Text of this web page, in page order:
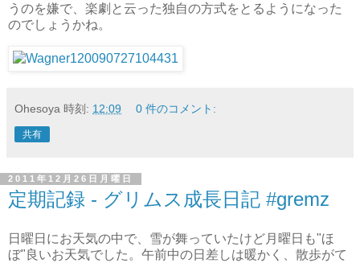
うのを嫌で、楽劇と云った独自の方式をとるようになった
のでしょうかね。
Ohesoya 時刻: 12:09 0 件のコメント:
共有
2011年12月26日月曜日
定期記録 - グリムス成長日記 #gremz
日曜日にお天気の中で、雪が舞っていたけど月曜日も"ほ
ぼ"良いお天気でした。午前中の日差しは暖かく、散歩がて